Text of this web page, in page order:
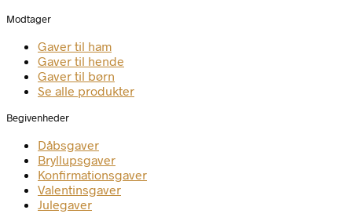
Modtager
Gaver til ham
Gaver til hende
Gaver til børn
Se alle produkter
Begivenheder
Dåbsgaver
Bryllupsgaver
Konfirmationsgaver
Valentinsgaver
Julegaver